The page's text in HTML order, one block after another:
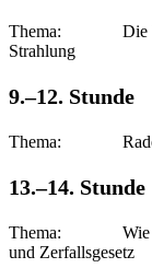
Thema: Die
Strahlung
9.–12. Stunde
Thema: Radon
13.–14. Stunde
Thema: Wie
und Zerfallsgesetz